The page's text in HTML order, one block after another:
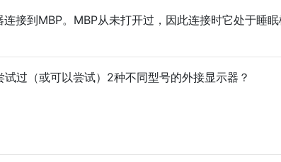
接到MBP。MBP从未打开过，因此连接时它处于睡眠
过（或可以尝试）2种不同型号的外接显示器？